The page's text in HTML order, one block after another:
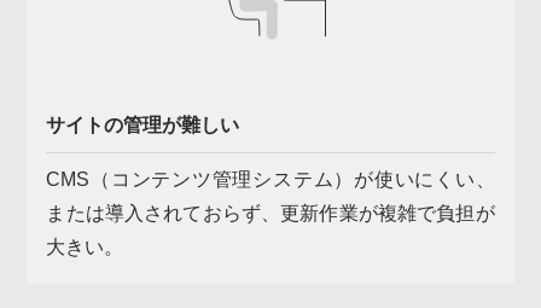
サイトの管理が難しい
CMS（コンテンツ管理システム）が使いにくい、
または導入されておらず、更新作業が複雑で負担が
大きい。